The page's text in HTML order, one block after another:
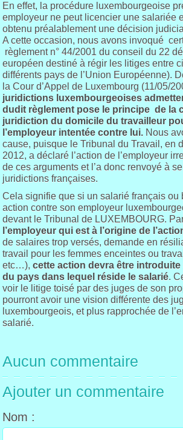
En effet, la procédure luxembourgeoise
employeur ne peut licencier une salariée
obtenu préalablement une décision
A cette occasion, nous avons invoqué
règlement n° 44/2001 du conseil du 22
européen destiné à régir les litiges entre
différents pays de l’Union Européenne).
la Cour d’Appel de Luxembourg (11/05/
juridictions luxembourgeoises
dudit règlement pose le principe de la
juridiction du domicile du travailleur
l’employeur intentée contre lui. Nous
cause, puisque le Tribunal du Travail, en
2012, a déclaré l’action de l’employeur
de ces arguments et l’a donc renvoyé à
juridictions françaises.
Cela signifie que si un salarié français ou
action contre son employeur
devant le Tribunal de LUXEMBOURG.
l’employeur qui est à l’origine de
de salaires trop versés, demande en
travail pour les femmes enceintes ou
etc…),cette action devra être introduite
du pays dans lequel réside le salarié.
voir le litige toisé par des juges de son
pourront avoir une vision différente des
luxembourgeois, et plus rapprochée de
salarié.
Aucun commentaire
Ajouter un commentaire
Nom :